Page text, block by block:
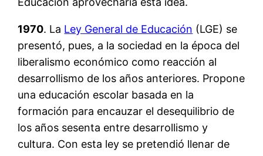
1970. La Ley General de Educación (LGE) se
presentó, pues, a la sociedad en la época del
liberalismo económico como reacción al
desarrollismo de los años anteriores. Propone
una educación escolar basada en la
formación para encauzar el desequilibrio de
los años sesenta entre desarrollismo y
cultura. Con esta ley se pretendió llenar de